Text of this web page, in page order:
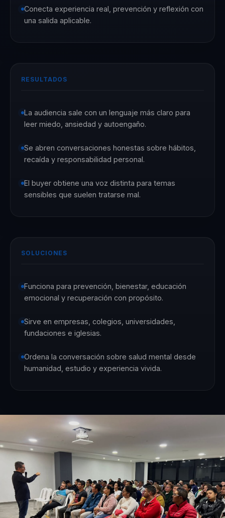
Conecta experiencia real, prevención y reflexión con
una salida aplicable.
RESULTADOS
La audiencia sale con un lenguaje más claro para
leer miedo, ansiedad y autoengaño.
Se abren conversaciones honestas sobre hábitos,
recaída y responsabilidad personal.
El buyer obtiene una voz distinta para temas
sensibles que suelen tratarse mal.
SOLUCIONES
Funciona para prevención, bienestar, educación
emocional y recuperación con propósito.
Sirve en empresas, colegios, universidades,
fundaciones e iglesias.
Ordena la conversación sobre salud mental desde
humanidad, estudio y experiencia vivida.